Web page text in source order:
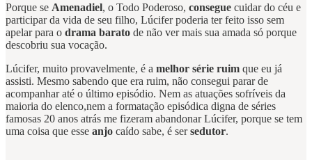
Porque se Amenadiel, o Todo Poderoso, consegue cuidar do céu e
participar da vida de seu filho, Lúcifer poderia ter feito isso sem
apelar para o drama barato de não ver mais sua amada só porque
descobriu sua vocação.
Lúcifer, muito provavelmente, é a melhor série ruim que eu já
assisti. Mesmo sabendo que era ruim, não consegui parar de
acompanhar até o último episódio. Nem as atuações sofríveis da
maioria do elenco,nem a formatação episódica digna de séries
famosas 20 anos atrás me fizeram abandonar Lúcifer, porque se tem
uma coisa que esse anjo caído sabe, é sersedutor.